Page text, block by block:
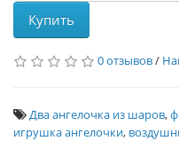
Купить
0 отзывов/
Два ангелочка из шаров,
игрушка ангелочки,